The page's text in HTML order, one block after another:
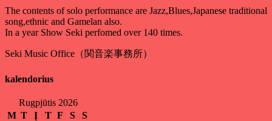
The contents of solo performance are Jazz,Blues,Japanese traditional
song,ethnic and Gamelan also.
In a year Show Seki perfomed over 140 times.
Seki Music Office（関音楽事務所）
kalendorius
Rugpjūtis 2026
M T Į T F S
S